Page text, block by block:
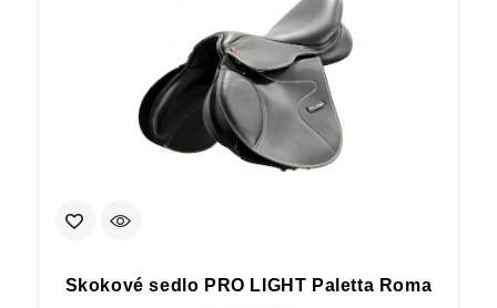
Skokové sedlo PRO LIGHT Paletta Roma